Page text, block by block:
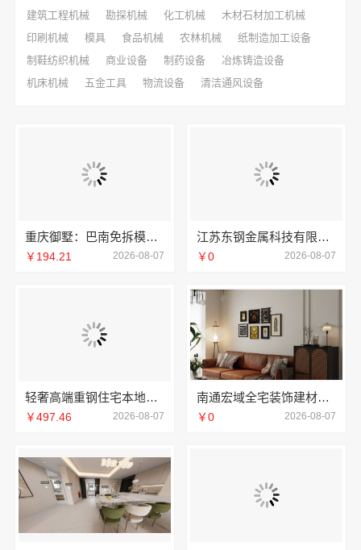
建筑工程机械
勘探机械 化工机械
木材石材加工机械
印刷机械
模具 食品机械 农林机械
纸制造加工设备
制鞋纺织机械
商业设备 制药设备
冶炼铸造设备
机床机械
五金工具 物流设备 清洁通风设备
重庆御墅：巴南免拆模板造价预算，抗震防风重钢别墅
￥194.21 2026-08-07
江苏东钢金属科技有限公司——不锈钢浴室柜厂家江浙沪加盟
￥0 2026-08-07
轻奢高端重钢住宅本地维保，云南晟构建筑建材有限公司贴心服务
￥497.46 2026-08-07
南通宏域全宅装饰建材有限公司正规装饰公司工艺保障
￥0 2026-08-07